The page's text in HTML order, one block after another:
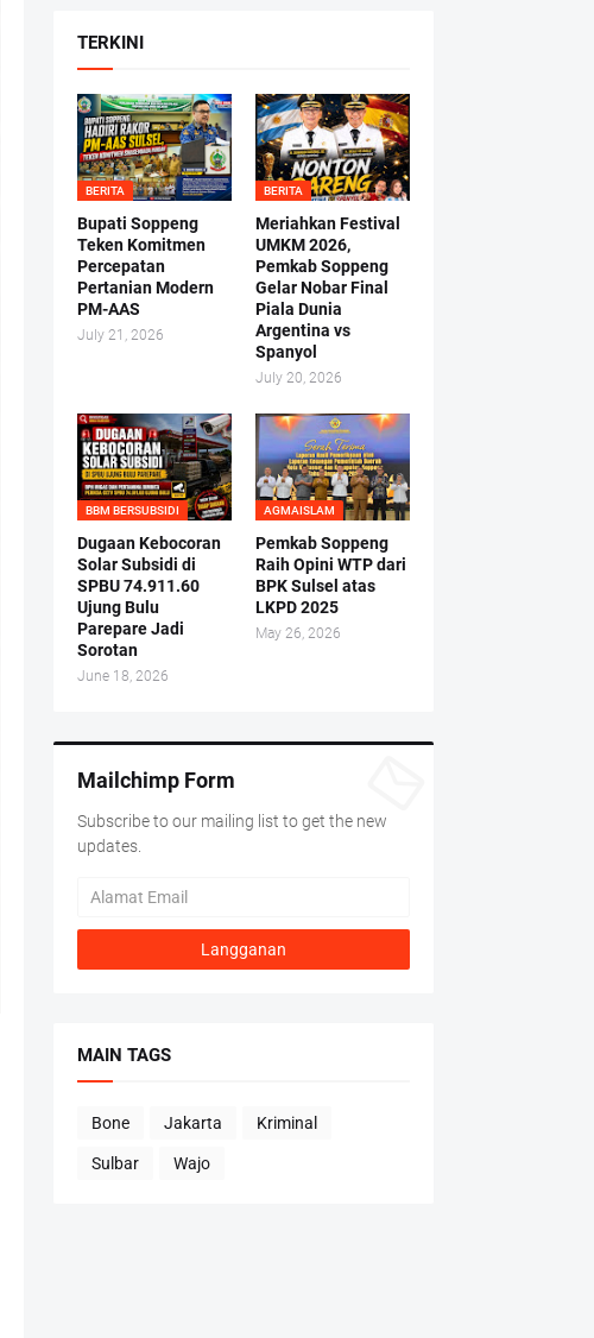
TERKINI
BERITA
Bupati Soppeng
Teken Komitmen
Percepatan
Pertanian Modern
PM-AAS
July 21, 2026
BERITA
Meriahkan Festival
UMKM 2026,
Pemkab Soppeng
Gelar Nobar Final
Piala Dunia
Argentina vs
Spanyol
July 20, 2026
BBM BERSUBSIDI
Dugaan Kebocoran
Solar Subsidi di
SPBU 74.911.60
Ujung Bulu
Parepare Jadi
Sorotan
June 18, 2026
AGMAISLAM
Pemkab Soppeng
Raih Opini WTP dari
BPK Sulsel atas
LKPD 2025
May 26, 2026
Mailchimp Form
Subscribe to our mailing list to get the new
updates.
MAIN TAGS
Bone Jakarta Kriminal
Sulbar Wajo